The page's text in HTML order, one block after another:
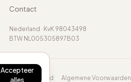
Contact
Nederland · KvK 98043498
BTW NL005305897B03
Privacybeleid Algemene Voorwaarden
Accepteer
alles